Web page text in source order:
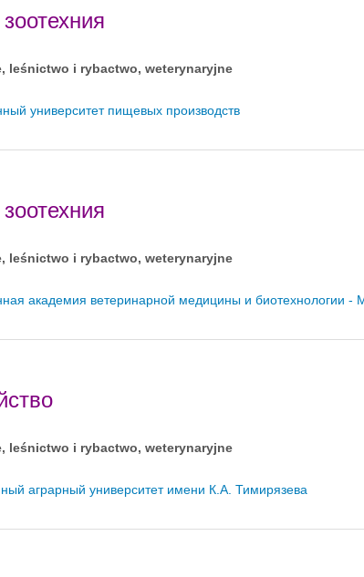
leśnictwo i rybactwo, weterynaryjne
университет пищевых производств
leśnictwo i rybactwo, weterynaryjne
академия ветеринарной медицины и биотехнологии
leśnictwo i rybactwo, weterynaryjne
аграрный университет имени К.А. Тимирязева